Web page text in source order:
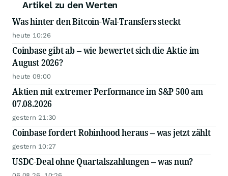
Artikel zu den Werten
Was hinter den Bitcoin-Wal-Transfers steckt
heute 10:26
Coinbase gibt ab – wie bewertet sich die Aktie im
August 2026?
heute 09:00
Aktien mit extremer Performance im S&P 500 am
07.08.2026
gestern 21:30
Coinbase fordert Robinhood heraus – was jetzt zählt
gestern 10:27
USDC-Deal ohne Quartalszahlungen – was nun?